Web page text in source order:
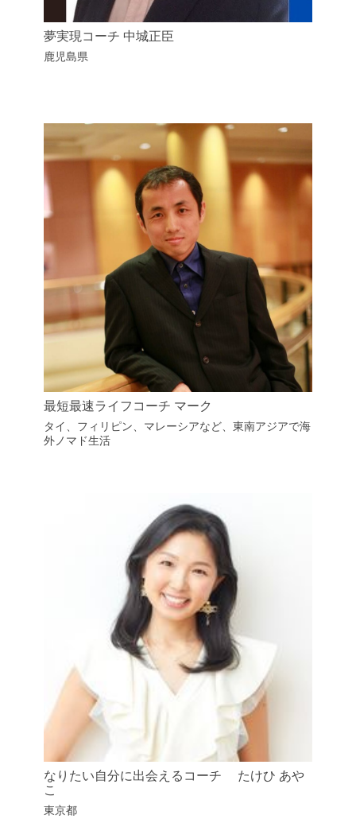
夢実現コーチ 中城正臣
鹿児島県
最短最速ライフコーチ マーク
タイ、フィリピン、マレーシアなど、東南アジアで海
外ノマド生活
なりたい自分に出会えるコーチ たけひ あや
こ
東京都